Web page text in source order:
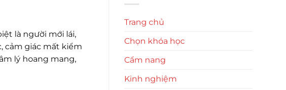
là người mới lái,
cảm giác mất kiểm
lý hoang mang,
Trang chủ
Chọn khóa học
Cẩm nang
Kinh nghiệm